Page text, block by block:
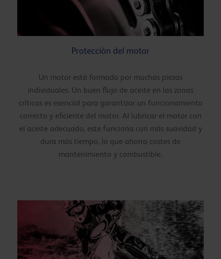
Protección del motor
Un motor está formado por muchas piezas
individuales. Un buen flujo de aceite en las zonas
críticas es esencial para garantizar un funcionamiento
correcto y eficiente del motor. Al lubricar el motor con
el aceite adecuado, este funciona con más suavidad y
dura más tiempo, lo que ahorra costes de
mantenimiento y combustible.